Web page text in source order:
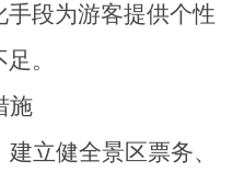
段为游客提供个性
。
施
立健全景区票务、